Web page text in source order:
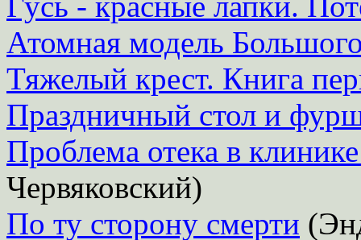
Атомная модель
Тяжелый крест. Книга
Праздничный стол и
Проблема отека в
Червяковский)
По ту сторону смерти